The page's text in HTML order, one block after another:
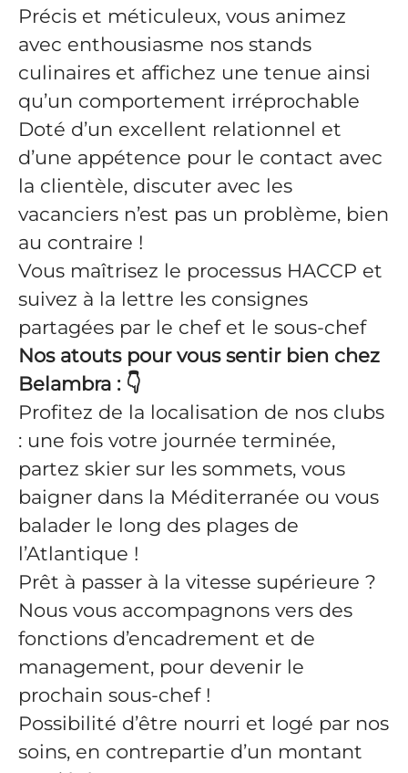
Précis et méticuleux, vous animez
avec enthousiasme nos stands
culinaires et affichez une tenue ainsi
qu’un comportement irréprochable
Doté d’un excellent relationnel et
d’une appétence pour le contact avec
la clientèle, discuter avec les
vacanciers n’est pas un problème, bien
au contraire !
Vous maîtrisez le processus HACCP et
suivez à la lettre les consignes
partagées par le chef et le sous-chef
Nos atouts pour vous sentir bien chez
Belambra : 👇
Profitez de la localisation de nos clubs
: une fois votre journée terminée,
partez skier sur les sommets, vous
baigner dans la Méditerranée ou vous
balader le long des plages de
l’Atlantique !
Prêt à passer à la vitesse supérieure ?
Nous vous accompagnons vers des
fonctions d’encadrement et de
management, pour devenir le
prochain sous-chef !
Possibilité d’être nourri et logé par nos
soins, en contrepartie d’un montant